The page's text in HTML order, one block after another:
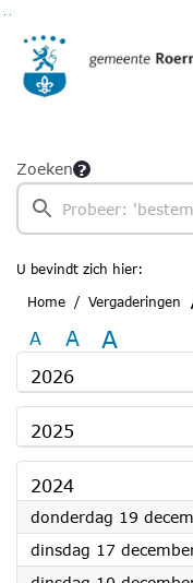
Zoeken
U bevindt zich hier:
Home
Vergaderingen
A A A
2026
2025
2024
donderdag 19
dinsdag 17